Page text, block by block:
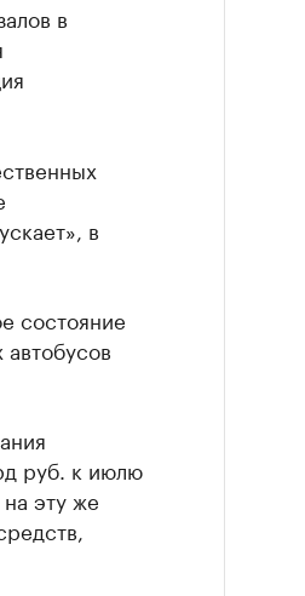
в
в
состояние
руб. к июлю
эту же